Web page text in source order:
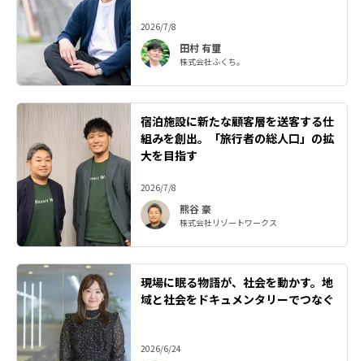
2026/7/8
田村 有璽
株式会社ふくち。
宿泊施設に新たな顧客層を送客する仕
組みを創出。「旅行者の総人口」の拡
大を目指す
2026/7/8
熊谷 豪
株式会社リゾートワークス
現場に眠る物語が、社会を動かす。地
域と社会をドキュメンタリーでつなぐ
2026/6/24